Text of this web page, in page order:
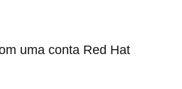
uma conta Red Hat